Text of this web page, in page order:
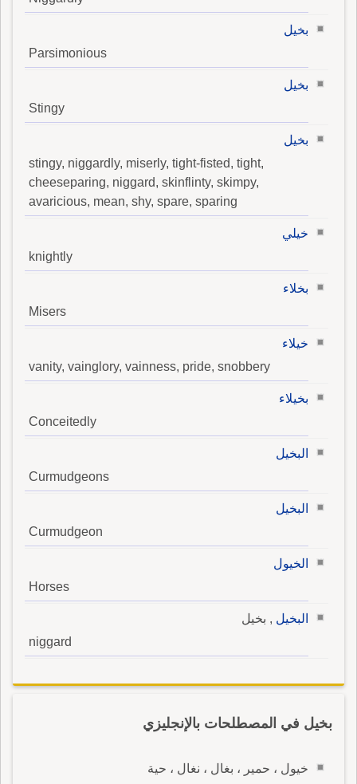
بخيل
Parsimonious
بخيل
Stingy
بخيل
stingy, niggardly, miserly, tight-fisted, tight,
cheeseparing, niggard, skinflinty, skimpy,
avaricious, mean, shy, spare, sparing
خيلي
knightly
بخلاء
Misers
خيلاء
vanity, vainglory, vainness, pride, snobbery
بخيلاء
Conceitedly
البخيل
Curmudgeons
البخيل
Curmudgeon
الخيول
Horses
البخيل , بخيل
niggard
بخيل في المصطلحات بالإنجليزي
خيول ، حمير ، بغال ، نغال ، حية